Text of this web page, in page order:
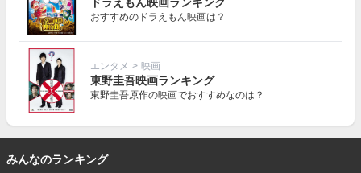
ドラえもん映画ランキング
おすすめのドラえもん映画は？
エンタメ > 映画
東野圭吾映画ランキング
東野圭吾原作の映画でおすすめなのは？
みんなのランキング